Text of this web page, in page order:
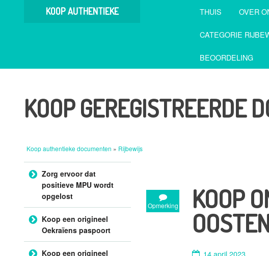
KOOP AUTHENTIEKE THUIS OVER
CATEGORIE
BEOORDELING
KOOP GEREGISTREERDE
Koop authentieke documenten » Rijbewijs
Opmerking
KOOP
14 april 2023
Doorgaan naar artikel
Zorg ervoor dat
positieve MPU wordt
opgelost
Koop een origineel
Oekraïens paspoort
Koop een origineel